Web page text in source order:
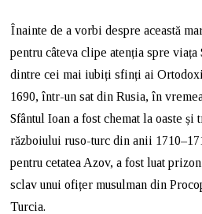
Înainte de a vorbi despre această
pentru câteva clipe atenția spre viața
dintre cei mai iubiți sfinți ai
1690, într-un sat din Rusia, în
Sfântul Ioan a fost chemat la oaste
războiului ruso-turc din anii
pentru cetatea Azov, a fost luat
sclav unui ofițer musulman din
Turcia.